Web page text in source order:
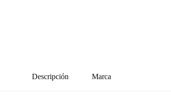
Descripción Marca